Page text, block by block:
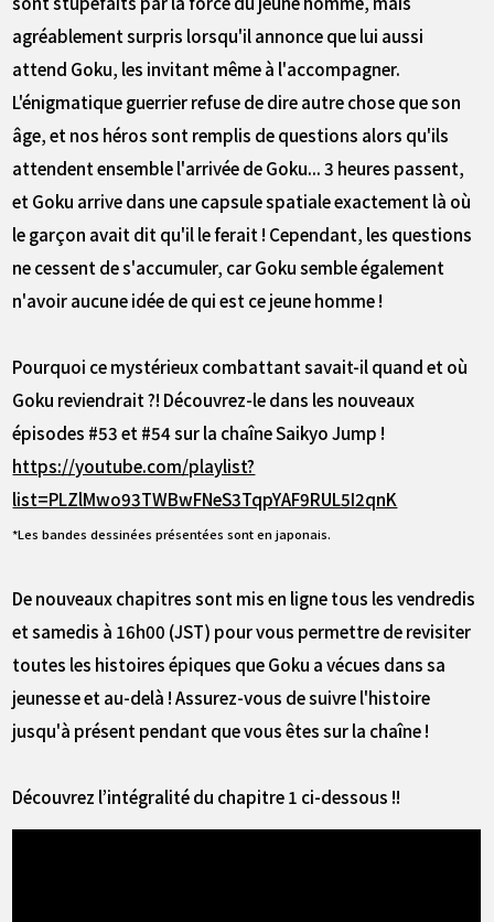
agréablement surpris lorsqu'il annonce que lui aussi
attend Goku, les invitant même à l'accompagner.
L'énigmatique guerrier refuse de dire autre chose que son
âge, et nos héros sont remplis de questions alors qu'ils
attendent ensemble l'arrivée de Goku... 3 heures passent,
et Goku arrive dans une capsule spatiale exactement là où
le garçon avait dit qu'il le ferait ! Cependant, les questions
ne cessent de s'accumuler, car Goku semble également
n'avoir aucune idée de qui est ce jeune homme !
Pourquoi ce mystérieux combattant savait-il quand et où
Goku reviendrait ?! Découvrez-le dans les nouveaux
épisodes #53 et #54 sur la chaîne Saikyo Jump !
https://youtube.com/playlist?
list=PLZlMwo93TWBwFNeS3TqpYAF9RUL5I2qnK
*Les bandes dessinées présentées sont en japonais.
De nouveaux chapitres sont mis en ligne tous les vendredis
et samedis à 16h00 (JST) pour vous permettre de revisiter
toutes les histoires épiques que Goku a vécues dans sa
jeunesse et au-delà ! Assurez-vous de suivre l'histoire
jusqu'à présent pendant que vous êtes sur la chaîne !
Découvrez l’intégralité du chapitre 1 ci-dessous !!